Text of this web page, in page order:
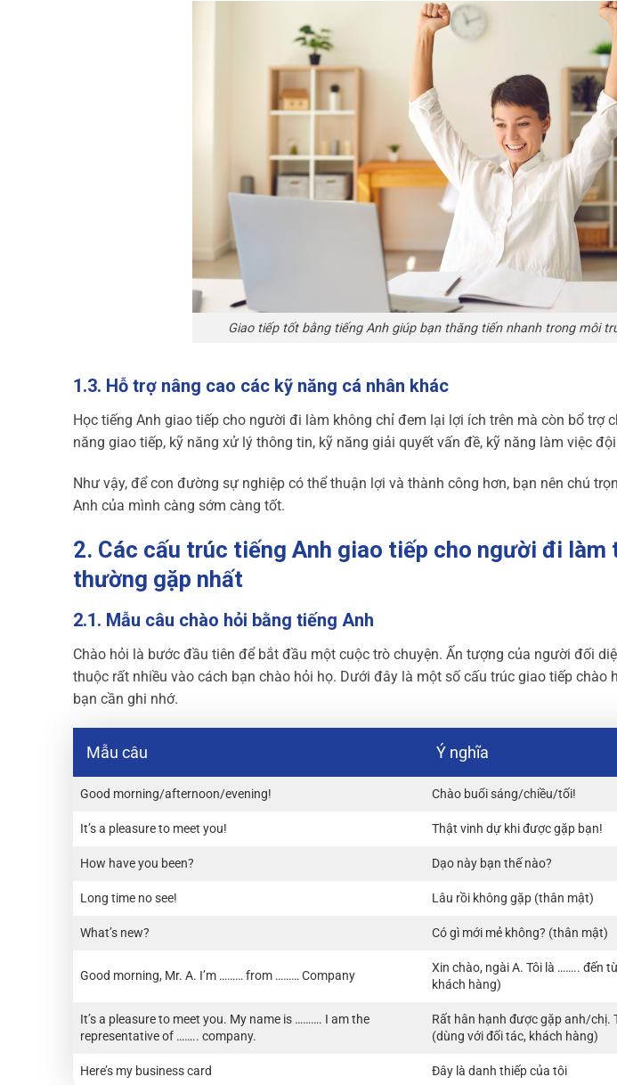
Giao tiếp tốt bằng tiếng Anh giúp bạn thăng tiến nhanh trong môi
1.3. Hỗ trợ nâng cao các kỹ năng cá nhân khác
Học tiếng Anh giao tiếp cho người đi làm không chỉ đem lại lợi ích trên mà còn bổ trợ
năng giao tiếp, kỹ năng xử lý thông tin, kỹ năng giải quyết vấn đề, kỹ năng làm việc
Như vậy, để con đường sự nghiệp có thể thuận lợi và thành công hơn, bạn nên chú
Anh của mình càng sớm càng tốt.
2. Các cấu trúc tiếng Anh giao tiếp cho người đi làm
thường gặp nhất
2.1. Mẫu câu chào hỏi bằng tiếng Anh
Chào hỏi là bước đầu tiên để bắt đầu một cuộc trò chuyện. Ấn tượng của người đối
thuộc rất nhiều vào cách bạn chào hỏi họ. Dưới đây là một số cấu trúc giao tiếp chào
bạn cần ghi nhớ.
Mẫu câu Ý nghĩa
Good morning/afternoon/evening! Chào buổi sáng/chiều/tối!
It’s a pleasure to meet you! Thật vinh dự khi được gặp bạn!
How have you been? Dạo này bạn thế nào?
Long time no see! Lâu rồi không gặp (thân mật)
What’s new? Có gì mới mẻ không? (thân mật)
Good morning, Mr. A. I’m ……… from ……… Company
Xin chào, ngài A. Tôi là …….. đến
khách hàng)
It’s a pleasure to meet you. My name is ………. I am the
representative of …….. company.
Rất hân hạnh được gặp anh/chị.
(dùng với đối tác, khách hàng)
Here’s my business card Đây là danh thiếp của tôi